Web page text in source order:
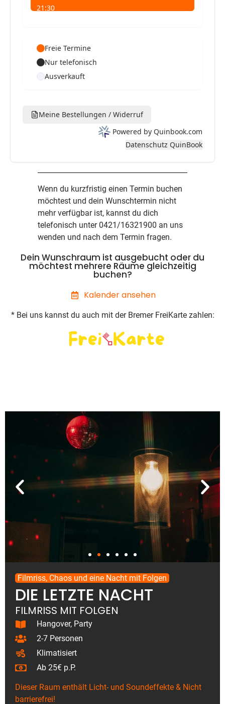
Wenn du kurzfristig einen Termin buchen
möchtest und dein Wunschtermin nicht
mehr verfügbar ist, kannst du dich
telefonisch unter 0421/16321900 an uns
wenden und nach dem Termin fragen.
Dein Wunschraum ist ausgebucht oder du
möchtest mehrere Räume gleichzeitig
buchen?
Kalender ansehen
* Bei uns kannst du auch mit der Bremer FreiKarte zahlen:
Filmriss, Chaos und eine Nacht mit Folgen
DIE LETZTE NACHT
FILMRISS MIT FOLGEN
Hangover, Party
2-7 Personen
Klimatisiert
Ab 25€ p.P.
Dieser Raum enthält Licht- und Soundeffekte & Nicht
barrierefrei!